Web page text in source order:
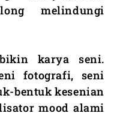
melindungi
karya seni.
fotografi, seni
bentuk kesenian
mood alami